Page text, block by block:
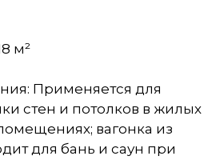
м²
Применяется для
стен и потолков в жилых
вагонка из
для бань и саун при